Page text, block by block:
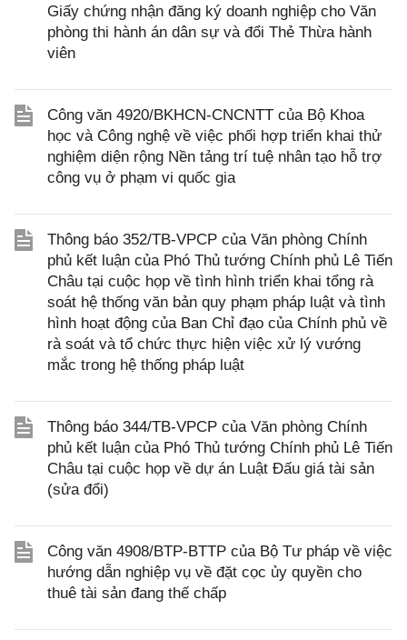
Giấy chứng nhận đăng ký doanh nghiệp cho Văn
phòng thi hành án dân sự và đổi Thẻ Thừa hành
viên
Công văn 4920/BKHCN-CNCNTT của Bộ Khoa
học và Công nghệ về việc phối hợp triển khai thử
nghiệm diện rộng Nền tảng trí tuệ nhân tạo hỗ trợ
công vụ ở phạm vi quốc gia
Thông báo 352/TB-VPCP của Văn phòng Chính
phủ kết luận của Phó Thủ tướng Chính phủ Lê Tiến
Châu tại cuộc họp về tình hình triển khai tổng rà
soát hệ thống văn bản quy phạm pháp luật và tình
hình hoạt động của Ban Chỉ đạo của Chính phủ về
rà soát và tổ chức thực hiện việc xử lý vướng
mắc trong hệ thống pháp luật
Thông báo 344/TB-VPCP của Văn phòng Chính
phủ kết luận của Phó Thủ tướng Chính phủ Lê Tiến
Châu tại cuộc họp về dự án Luật Đấu giá tài sản
(sửa đổi)
Công văn 4908/BTP-BTTP của Bộ Tư pháp về việc
hướng dẫn nghiệp vụ về đặt cọc ủy quyền cho
thuê tài sản đang thế chấp